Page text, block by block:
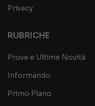
Privacy
RUBRICHE
Prove e Ultime Novità
Informando
Primo Piano